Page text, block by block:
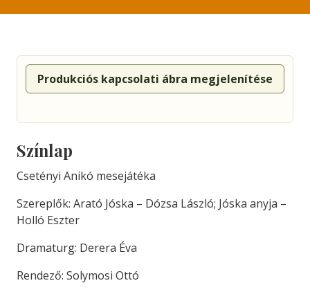
Produkciós kapcsolati ábra megjelenítése
Színlap
Csetényi Anikó mesejátéka
Szereplők: Arató Jóska – Dózsa László; Jóska anyja –
Holló Eszter
Dramaturg: Derera Éva
Rendező: Solymosi Ottó